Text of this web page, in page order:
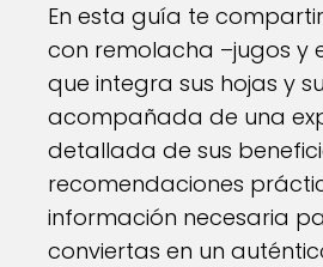
En esta guía te
con remolacha –jugos y
que integra sus hojas y
acompañada de una
detallada de sus
recomendaciones
información necesaria
conviertas en un